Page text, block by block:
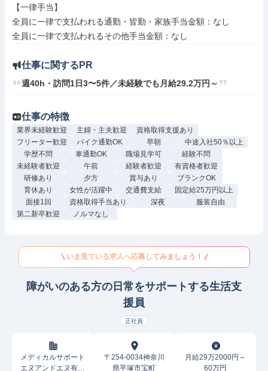
【一律手当】
全員に一律で支払われる通勤・皆勤・家族手当金額：なし
仕事に関するPR
週40h・訪問1日3〜5件／未経験でも月給29.2万円～
仕事の特徴
業界未経験歓迎 主婦・主夫歓迎
資格取得支援あり
フリーター歓迎
バイク通勤OK 早朝
中途入社50％以上
学歴不問
車通勤OK 職場見学可
経験不問
未経験者歓迎
午前 経験者歓迎
有資格者歓迎
研修あり
夕方 賞与あり
ブランクOK
育休あり
女性が活躍中 交通費支給
固定給25万円以上
面接1回
資格取得手当あり 深夜
服装自由
第二新卒歓迎
ノルマなし
いま見ている求人へ応募してみましょう！
障がいのある方の日常をサポートする生活支
援員
正社員
メディカルサポート
エヌアンドエヌ有限
〒254-0034神奈川
県平塚市宝町
月給29万2000円～
60万円